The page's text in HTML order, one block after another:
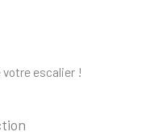
escalier !